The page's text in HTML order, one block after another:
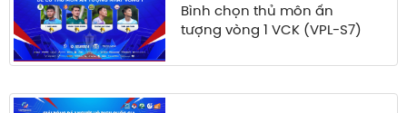
Bình chọn thủ môn ấn
tượng vòng 1 VCK (VPL-S7)